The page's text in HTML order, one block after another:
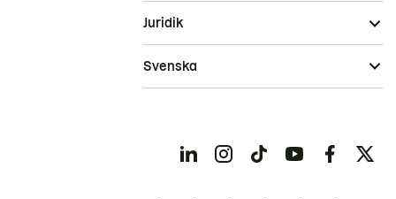
Juridik
Svenska